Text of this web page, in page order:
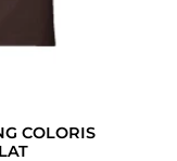
COLORIS